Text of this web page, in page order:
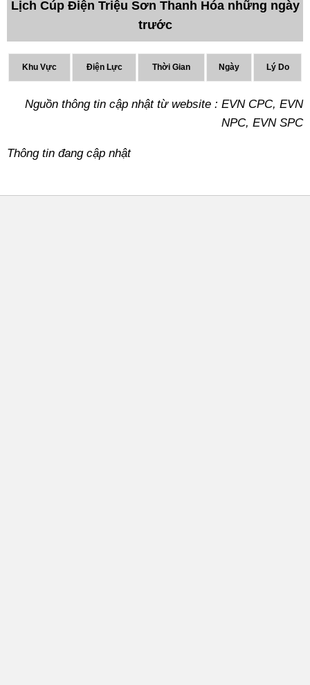
Lịch Cúp Điện Triệu Sơn Thanh Hóa những ngày
trước
Khu Vực Điện Lực Thời Gian Ngày Lý Do
Nguồn thông tin cập nhật từ website : EVN CPC, EVN
NPC, EVN SPC
Thông tin đang cập nhật